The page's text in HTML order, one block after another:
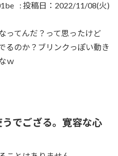
: 投稿日：2022/11/08(火)
ってんだ？って思ったけど
るのか？ブリンクっぽい動き
ｗ
でござる。寛容な心